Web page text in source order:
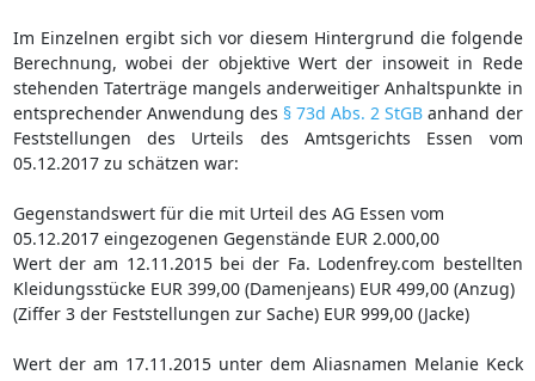
Im Einzelnen ergibt sich vor diesem Hintergrund die folgende
Berechnung, wobei der objektive Wert der insoweit in Rede
stehenden Taterträge mangels anderweitiger Anhaltspunkte in
entsprechender Anwendung des § 73d Abs. 2 StGB anhand der
Feststellungen des Urteils des Amtsgerichts Essen vom
05.12.2017 zu schätzen war:
Gegenstandswert für die mit Urteil des AG Essen vom
05.12.2017 eingezogenen Gegenstände EUR 2.000,00
Wert der am 12.11.2015 bei der Fa. Lodenfrey.com bestellten
Kleidungsstücke EUR 399,00 (Damenjeans) EUR 499,00 (Anzug)
(Ziffer 3 der Feststellungen zur Sache) EUR 999,00 (Jacke)
Wert der am 17.11.2015 unter dem Aliasnamen Melanie Keck